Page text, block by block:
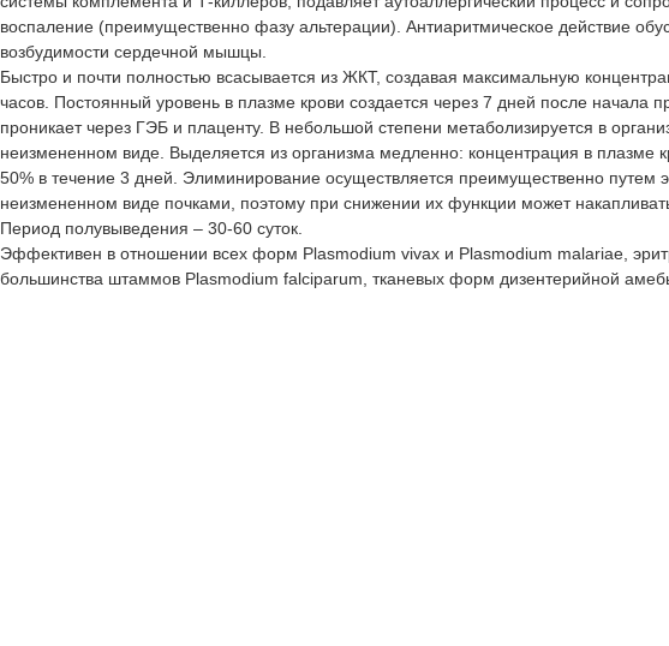
воспаление (преимущественно фазу альтерации). Антиаритмическое действие
возбудимости сердечной мышцы.
Быстро и почти полностью всасывается из ЖКТ, создавая максимальную
часов. Постоянный уровень в плазме крови создается через 7 дней после начала
проникает через ГЭБ и плаценту. В небольшой степени метаболизируется в
неизмененном виде. Выделяется из организма медленно: концентрация в плазме
50% в течение 3 дней. Элиминирование осуществляется преимущественно путем
неизмененном виде почками, поэтому при снижении их функции может
Период полувыведения – 30-60 суток.
Эффективен в отношении всех форм Plasmodium vivax и Plasmodium malariae,
большинства штаммов Plasmodium falciparum, тканевых форм дизентерийной